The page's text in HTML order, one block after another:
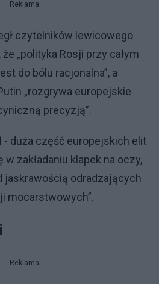
Reklama
czytelników lewicowego
„polityka Rosji przy całym
do bólu racjonalna”, a
„rozgrywa europejskie
precyzją”.
- duża część europejskich elit
zakładaniu klapek na oczy,
jaskrawością odradzających
mocarstwowych”.
Reklama